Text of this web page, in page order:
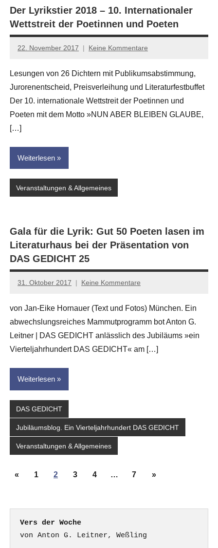
Der Lyrikstier 2018 – 10. Internationaler
Wettstreit der Poetinnen und Poeten
22. November 2017
Anton
Leitner
Keine Kommentare
Lesungen von 26 Dichtern mit Publikumsabstimmung,
Jurorenentscheid, Preisverleihung und Literaturfestbuffet
Der 10. internationale Wettstreit der Poetinnen und
Poeten mit dem Motto »NUN ABER BLEIBEN GLAUBE,
[…]
Weiterlesen
Veranstaltungen & Allgemeines
Gala für die Lyrik: Gut 50 Poeten lasen im
Literaturhaus bei der Präsentation von
DAS GEDICHT 25
31. Oktober 2017
Jan-
Hornauer
für
dasgedichtblog
Keine Kommentare
von Jan-Eike Hornauer (Text und Fotos) München. Ein
abwechslungsreiches Mammutprogramm bot Anton G.
Leitner | DAS GEDICHT anlässlich des Jubiläums »ein
Vierteljahrhundert DAS GEDICHT« am […]
Weiterlesen
DAS GEDICHT
Jubiläumsblog. Ein Vierteljahrhundert DAS GEDICHT
Veranstaltungen & Allgemeines
Seitennummerierung
«Vorherige
1 2 3 4 … 7
Nächste
»
Vers der Woche